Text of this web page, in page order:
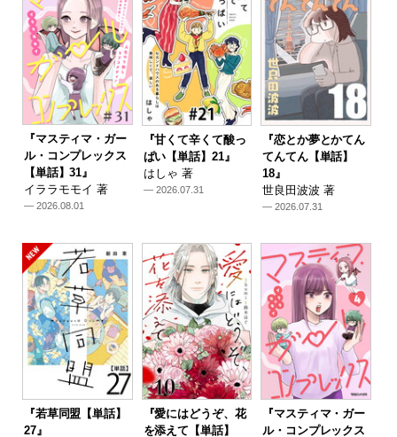
『マスティマ・ガー
ル・コンプレックス
【単話】31』
イララモモイ 著
— 2026.08.01
『甘くて辛くて酸っ
ぱい【単話】21』
はしゃ 著
— 2026.07.31
『恋とか夢とかてん
てんてん【単話】
18』
世良田波波 著
— 2026.07.31
『若草同盟【単話】
27』
『愛にはどうぞ、花
を添えて【単話】
『マスティマ・ガー
ル・コンプレックス